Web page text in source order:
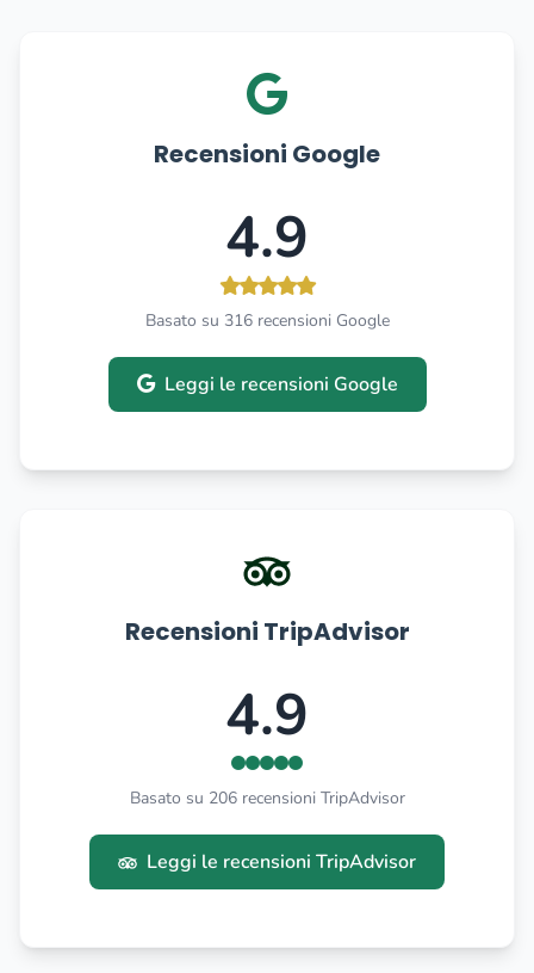
Recensioni Google
4.9
Basato su 316 recensioni Google
Leggi le recensioni Google
Recensioni TripAdvisor
4.9
Basato su 206 recensioni TripAdvisor
Leggi le recensioni TripAdvisor